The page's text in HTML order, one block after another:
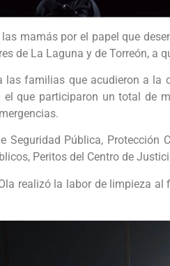
mamás por el papel que
de La Laguna y de Torreón, a
las familias que acudieron a la
el que participaron un total de
Seguridad Pública,
Peritos del Centro de
realizó la labor de limpieza